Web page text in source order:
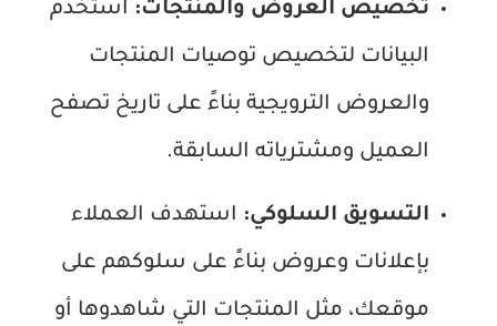
تخصيص العروض والمنتجات: استخدم
البيانات لتخصيص توصيات المنتجات
والعروض الترويجية بناءً على تاريخ تصفح
العميل ومشترياته السابقة.
التسويق السلوكي: استهدف العملاء
بإعلانات وعروض بناءً على سلوكهم على
موقعك، مثل المنتجات التي شاهدوها أو